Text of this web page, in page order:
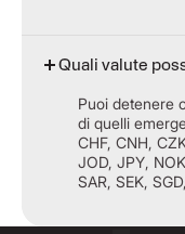
Quali valute
Puoi detenere
di quelli
CHF, CNH,
JOD, JPY,
SAR, SEK,